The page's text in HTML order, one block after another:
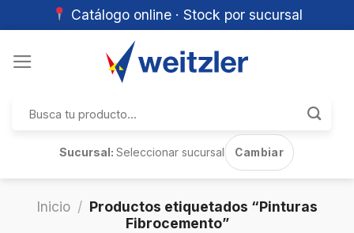
Catálogo online · Stock por sucursal
por:
Sucursal:Seleccionar sucursal Cambiar
Inicio / Productos etiquetados “Pinturas
Fibrocemento”